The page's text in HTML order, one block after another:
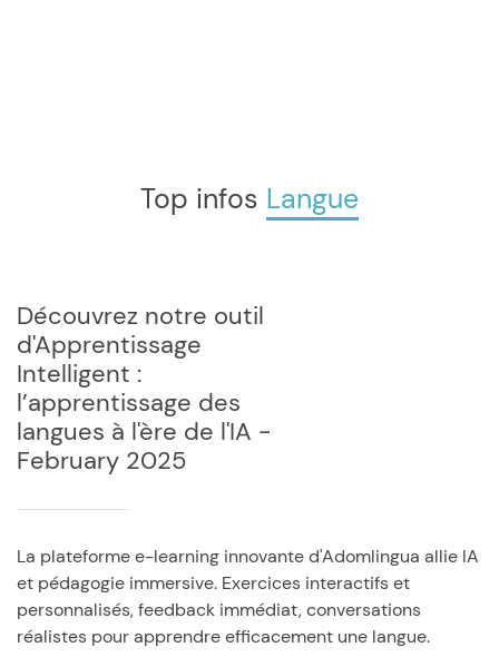
Top infos Langue
Découvrez notre outil
d'Apprentissage
Intelligent :
l’apprentissage des
langues à l'ère de l'IA -
February 2025
La plateforme e-learning innovante d'Adomlingua allie IA
et pédagogie immersive. Exercices interactifs et
personnalisés, feedback immédiat, conversations
réalistes pour apprendre efficacement une langue.